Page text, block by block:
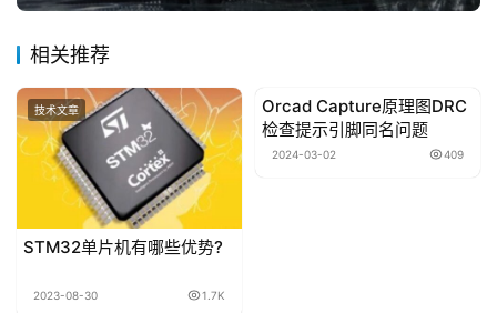
相关推荐
技术文章
STM32单片机有哪些优势?
2023-08-30 1.7K
技术文章
Orcad Capture原理图DRC
检查提示引脚同名问题
2024-03-02 409